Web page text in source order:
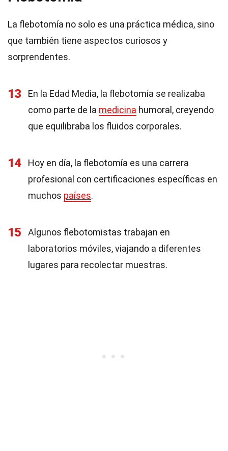
La flebotomía no solo es una práctica médica, sino
que también tiene aspectos curiosos y
sorprendentes.
13
En la Edad Media, la flebotomía se realizaba
como parte de la medicina humoral, creyendo
que equilibraba los fluidos corporales.
14
Hoy en día, la flebotomía es una carrera
profesional con certificaciones específicas en
muchos países.
15
Algunos flebotomistas trabajan en
laboratorios móviles, viajando a diferentes
lugares para recolectar muestras.